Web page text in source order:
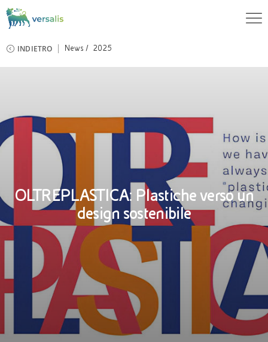
INDIETRO News 2025
OLTREPLASTICA: Plastiche verso un
design sostenibile